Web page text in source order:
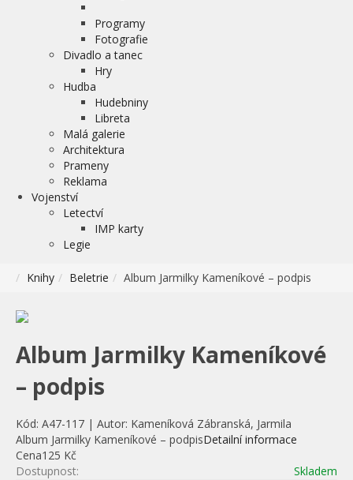
Programy
Fotografie
Divadlo a tanec
Hry
Hudba
Hudebniny
Libreta
Malá galerie
Architektura
Prameny
Reklama
Vojenství
Letectví
IMP karty
Legie
Knihy Beletrie Album Jarmilky Kameníkové – podpis
Album Jarmilky Kameníkové
– podpis
Kód: A47-117 | Autor: Kameníková Zábranská, Jarmila
Album Jarmilky Kameníkové – podpisDetailní informace
Cena125 Kč
Dostupnost:
Skladem